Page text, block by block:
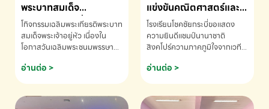
พระบาทสมเด็จ
พระเจ้าอยู่หัว เนื่องใน
โอกาสวันเฉลิม
พระชนมพรรษา
โกิจกรรมเฉลิมพระเกียรติพระบาท
สมเด็จพระเจ้าอยู่หัว เนื่องใน
โอกาสวันเฉลิมพระชนมพรรษา
ข้อมูลเพิ่มเติม โทร. 075-691910
อ่านต่อ >
แข่งขันคณิตศาสตร์และ
คณิตคิดเร็วนานาชาติ
ครั้งที่ 46 ประจำปี 2569
ณ ประเทศสิงคโปร์
โรงเรียนโชคชัยกระบี่ขอแสดง
ความยินดีแชมป์นานาชาติ
สิงคโปร์ความภาคภูมิใจจากเวที
ด.ช.พัทธนันท์ พรหมพันธ์ ชั้น
อนุบาล EP K3 โรงเรียนโชคชัย
แข่งขันคณิตศาสตร์และคณิตคิด
อ่านต่อ >